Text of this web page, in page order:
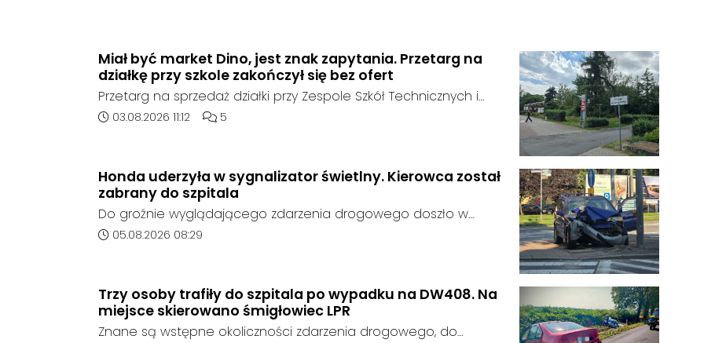
Miał być market Dino, jest znak zapytania. Przetarg na
działkę przy szkole zakończył się bez ofert
Przetarg na sprzedaż działki przy Zespole Szkół Technicznych i
Ogólnokształcących w Kędzierzynie-Koźlu zakończył się bez
oferent.
Data dodania artykułu:
03.08.2026 11:12 Liczba komentarzy artykułu:
5
Honda uderzyła w sygnalizator świetlny. Kierowca został
zabrany do szpitala
Do groźnie wyglądającego zdarzenia drogowego doszło w
środę rano w Koźlu. Około godziny 6:30 kierujący samochodem
Data dodania artykułu:
05.08.2026 08:29
Trzy osoby trafiły do szpitala po wypadku na DW408. Na
miejsce skierowano śmigłowiec LPR
Znane są wstępne okoliczności zdarzenia drogowego, do